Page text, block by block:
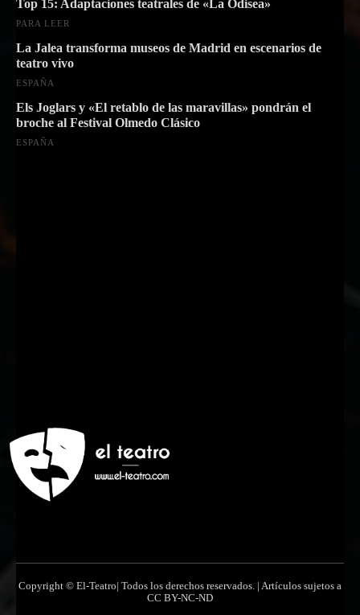
Top 15: Adaptaciones teatrales de «La Odisea»
PARA LEER
La Jalea transforma museos de Madrid en escenarios de
teatro vivo
ESPAÑA
Els Joglars y «El retablo de las maravillas» pondrán el
broche al Festival Olmedo Clásico
ESPAÑA
Copyright © El-Teatro| Todos los derechos reservados. | Artículos sujetos a
CC BY-NC-ND